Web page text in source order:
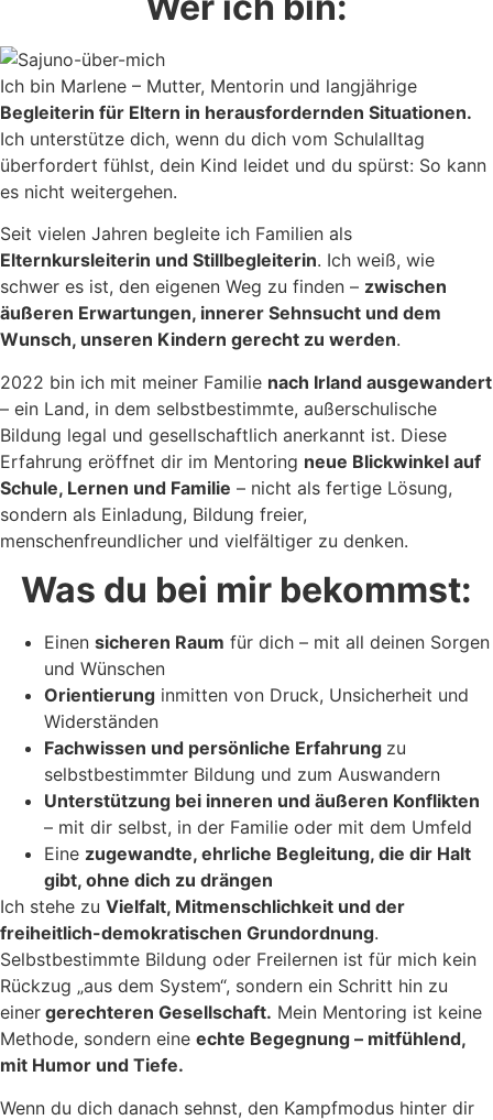
Ich bin Marlene – Mutter, Mentorin und langjährige
Begleiterin für Eltern in herausfordernden Situationen.
Ich unterstütze dich, wenn du dich vom Schulalltag
überfordert fühlst, dein Kind leidet und du spürst: So kann
es nicht weitergehen.
Seit vielen Jahren begleite ich Familien als
Elternkursleiterin und Stillbegleiterin. Ich weiß, wie
schwer es ist, den eigenen Weg zu finden – zwischen
äußeren Erwartungen, innerer Sehnsucht und dem
Wunsch, unseren Kindern gerecht zu werden.
2022 bin ich mit meiner Familie nach Irland ausgewandert
– ein Land, in dem selbstbestimmte, außerschulische
Bildung legal und gesellschaftlich anerkannt ist. Diese
Erfahrung eröffnet dir im Mentoring neue Blickwinkel auf
Schule, Lernen und Familie – nicht als fertige Lösung,
sondern als Einladung, Bildung freier,
menschenfreundlicher und vielfältiger zu denken.
Was du bei mir bekommst:
Einen sicheren Raum für dich – mit all deinen Sorgen
und Wünschen
Orientierung inmitten von Druck, Unsicherheit und
Widerständen
Fachwissen und persönliche Erfahrung zu
selbstbestimmter Bildung und zum Auswandern
Unterstützung bei inneren und äußeren Konflikten
– mit dir selbst, in der Familie oder mit dem Umfeld
Eine zugewandte, ehrliche Begleitung, die dir Halt
gibt, ohne dich zu drängen
Ich stehe zu Vielfalt, Mitmenschlichkeit und der
freiheitlich-demokratischen Grundordnung.
Selbstbestimmte Bildung oder Freilernen ist für mich kein
Rückzug „aus dem System“, sondern ein Schritt hin zu
einer gerechteren Gesellschaft. Mein Mentoring ist keine
Methode, sondern eine echte Begegnung – mitfühlend,
mit Humor und Tiefe.
Wenn du dich danach sehnst, den Kampfmodus hinter dir